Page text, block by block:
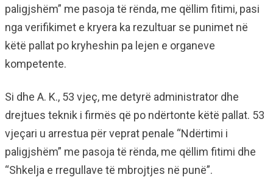
paligjshëm” me pasoja të rënda, me qëllim fitimi, pasi
nga verifikimet e kryera ka rezultuar se punimet në
këtë pallat po kryheshin pa lejen e organeve
kompetente.
Si dhe A. K., 53 vjeç, me detyrë administrator dhe
drejtues teknik i firmës që po ndërtonte këtë pallat. 53
vjeçari u arrestua për veprat penale “Ndërtimi i
paligjshëm” me pasoja të rënda, me qëllim fitimi dhe
“Shkelja e rregullave të mbrojtjes në punë”.